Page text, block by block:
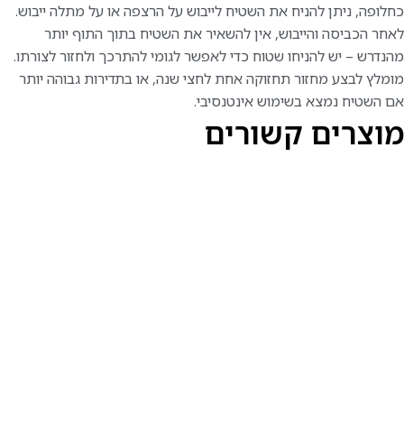
כחלופה, ניתן להניח את השטיח לייבוש על הרצפה או על מתלה ייבוש.
לאחר הכביסה והייבוש, אין להשאיר את השטיח בתוך התוף יותר
מהנדרש – יש להניחו שטוח כדי לאפשר לגומי להתרכך ולחזור לצורתו.
מומלץ לבצע מחזור תחזוקה אחת לחצי שנה, או בתדירות גבוהה יותר
אם השטיח נמצא בשימוש אינטנסיבי.
מוצרים קשורים